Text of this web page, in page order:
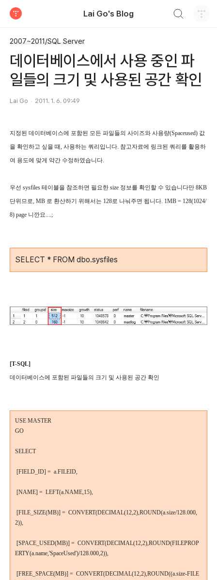
Lai Go's Blog
2007~2011/SQL Server
데이터베이스에서 사용 중인 파
일들의 크기 및 사용된 공간 확인
Lai Go 2011. 1. 6. 09:49
지정된 데이터베이스에 포함된 모든 파일들의 사이즈와 사용량(Spaceused) 값
을 확인하고 싶을 때, 사용하는 쿼리입니다. 참고자료에 링크된 쿼리를 활용하
여 용도에 맞게 약간 수정하였습니다.
우선 sysfiles 테이블을 참조하면 필요한 size 정보를 확인할 수 있습니다만 8KB
단위므로, MB 로 환산하기 위해서는 128로 나눠주면 됩니다. 1MB = 128(1024/
8) page 니깐요....;
SELECT * FROM dbo.sysfiles
[T-SQL]
데이터베이스에 포함된 파일들의 크기 및 사용된 공간 확인
USE MASTER
GO
SELECT
[FIELD_ID] = a.FILEID,
[NAME] = LEFT(a.NAME,15),
[FILE_SIZE(MB)] = CONVERT(DECIMAL(12,2),ROUND(a.size/128.000,
2)),
[SPACE_USED(MB)] = CONVERT(DECIMAL(12,2),ROUND(FILEPROP
ERTY(a.name,'SpaceUsed')/128.000,2)),
[FREE_SPACE(MB)] = CONVERT(DECIMAL(12,2),ROUND((a.size-FILE